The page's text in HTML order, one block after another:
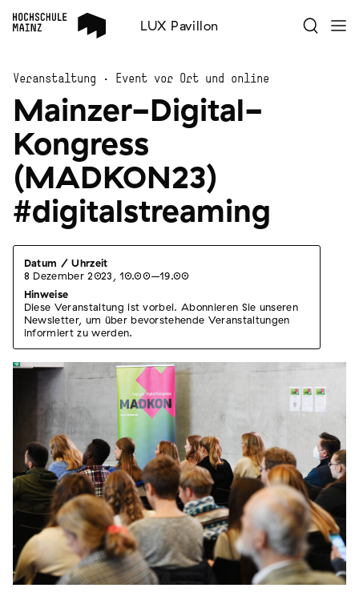
LUX Pavillon
Veranstaltung · Event vor Ort und online
Mainzer-Digital-
Kongress
(MADKON23)
#digitalstreaming
Datum / Uhrzeit
8 Dezember 2023 ,10.00–19.00
Hinweise
Diese Veranstaltung ist vorbei. Abonnieren Sie unseren
Newsletter, um über bevorstehende Veranstaltungen
informiert zu werden.